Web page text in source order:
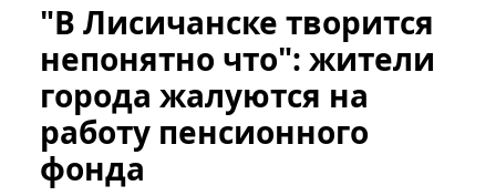
"В Лисичанске творится
непонятно что": жители
города жалуются на
работу пенсионного
фонда